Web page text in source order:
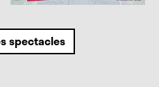
spectacles